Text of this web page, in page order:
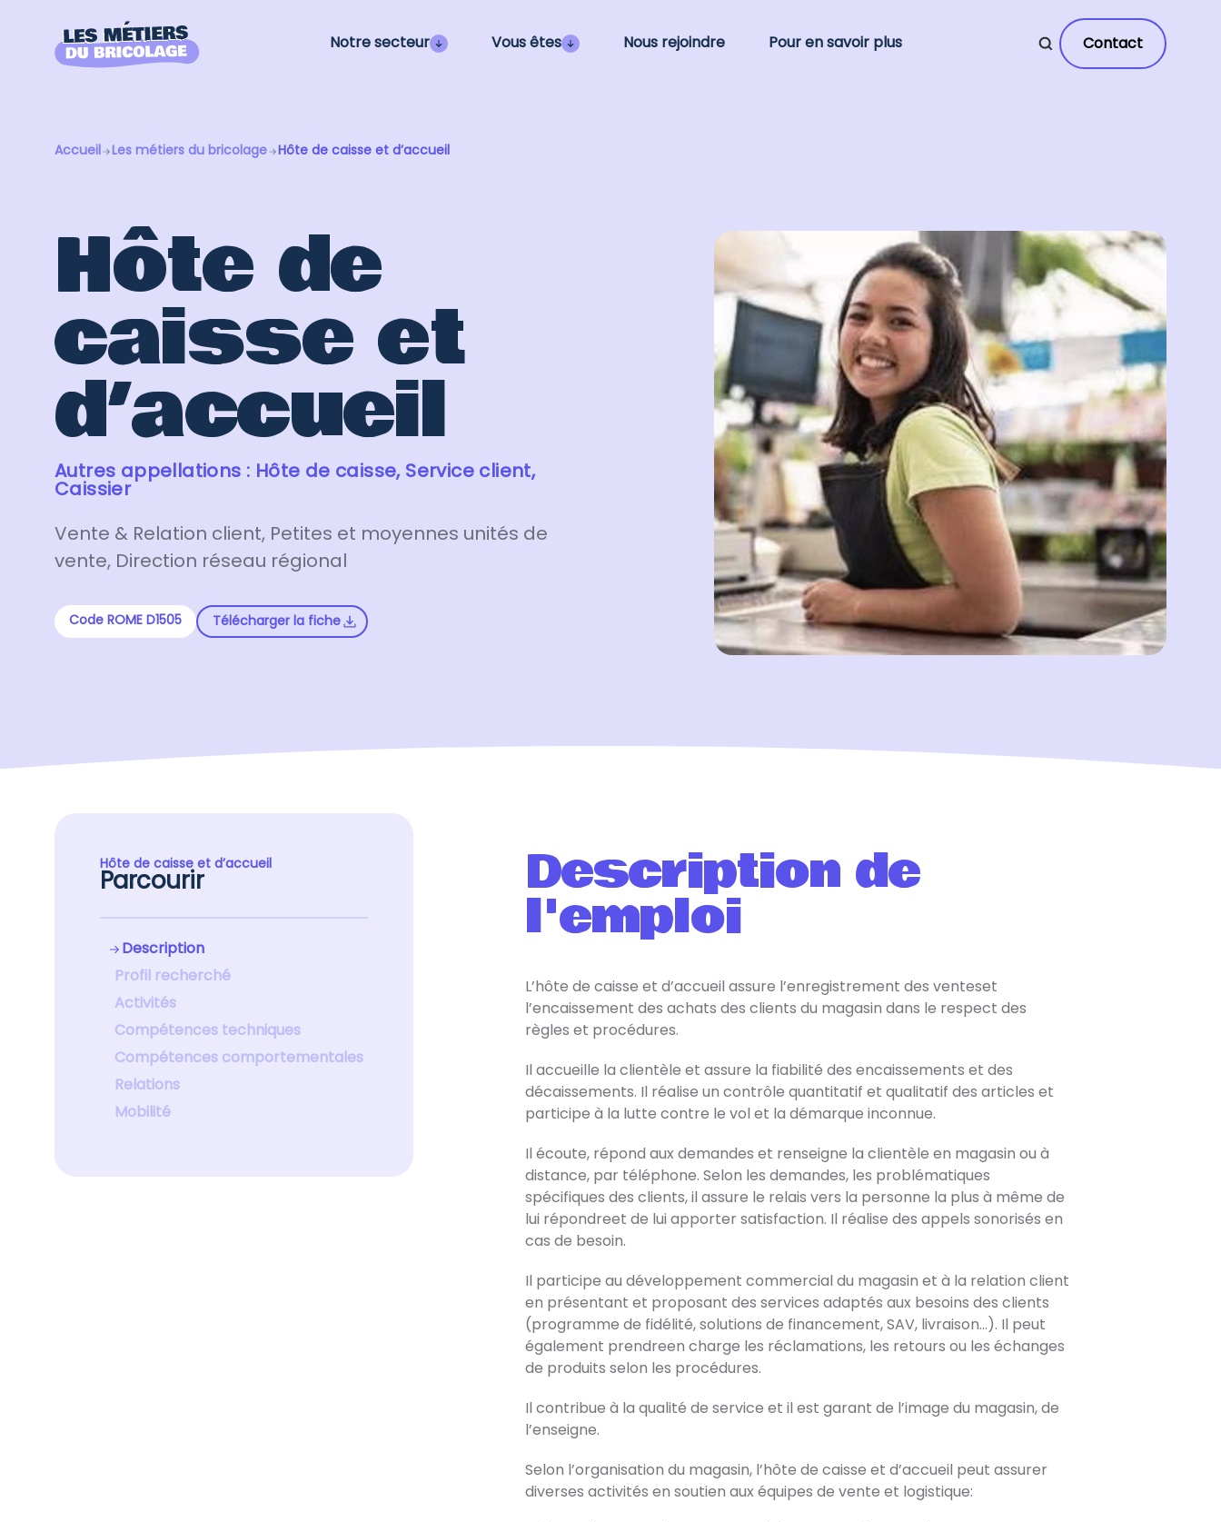
Notre secteur Vous êtes Nous rejoindre Pour en savoir plus Contact
Accueil Les métiers du bricolage Hôte de caisse et d’accueil
Hôte de
caisse et
d’accueil
Autres appellations : Hôte de caisse, Service client,
Caissier
Vente & Relation client, Petites et moyennes unités de
vente, Direction réseau régional
Code ROME D1505 Télécharger la fiche
Hôte de caisse et d’accueil
Parcourir
Description
Profil recherché
Activités
Compétences techniques
Compétences comportementales
Relations
Mobilité
Description de
l'emploi
L’hôte de caisse et d’accueil assure l’enregistrement des venteset
l’encaissement des achats des clients du magasin dans le respect des
règles et procédures.
Il accueille la clientèle et assure la fiabilité des encaissements et des
décaissements. Il réalise un contrôle quantitatif et qualitatif des articles et
participe à la lutte contre le vol et la démarque inconnue.
Il écoute, répond aux demandes et renseigne la clientèle en magasin ou à
distance, par téléphone. Selon les demandes, les problématiques
spécifiques des clients, il assure le relais vers la personne la plus à même de
lui répondreet de lui apporter satisfaction. Il réalise des appels sonorisés en
cas de besoin.
Il participe au développement commercial du magasin et à la relation client
en présentant et proposant des services adaptés aux besoins des clients
(programme de fidélité, solutions de financement, SAV, livraison…). Il peut
également prendreen charge les réclamations, les retours ou les échanges
de produits selon les procédures.
Il contribue à la qualité de service et il est garant de l’image du magasin, de
l’enseigne.
Selon l’organisation du magasin, l’hôte de caisse et d’accueil peut assurer
diverses activités en soutien aux équipes de vente et logistique: